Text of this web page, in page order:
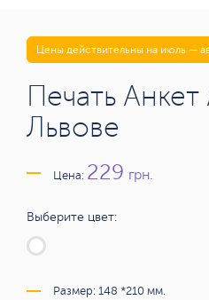
Цены действительны на июль —
Печать
Львове
Цена: 229 грн.
Выберите цвет:
Размер: 148 *210 мм.